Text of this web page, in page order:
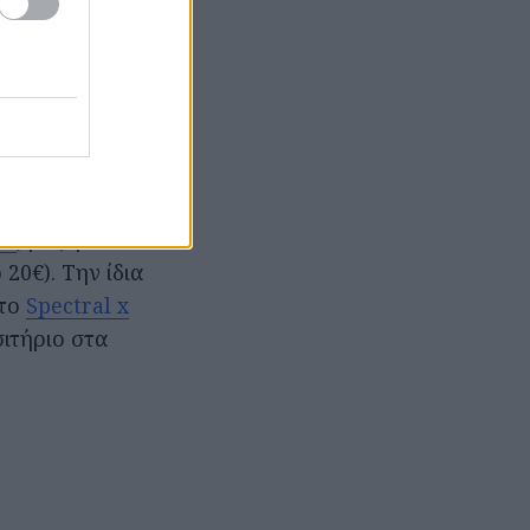
4 Ιουνίου,
το γνώριμο
(εισιτήριο
, μαζί με
Την ίδια
Spectral x
στα